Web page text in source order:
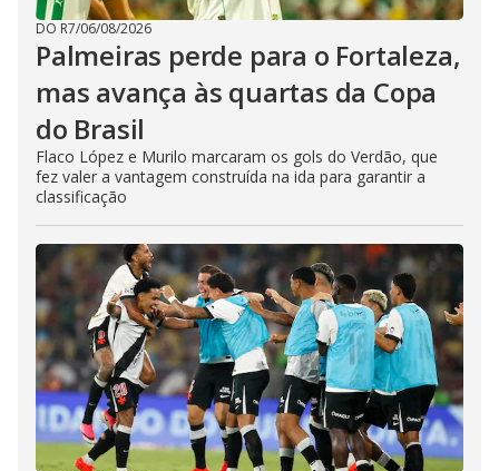
DO R7/06/08/2026
Palmeiras perde para o Fortaleza,
mas avança às quartas da Copa
do Brasil
Flaco López e Murilo marcaram os gols do Verdão, que
fez valer a vantagem construída na ida para garantir a
classificação